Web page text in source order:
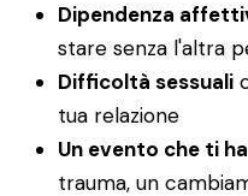
Dipendenza
stare senza l'altra
Difficoltà sessuali
tua relazione
Un evento che ti
trauma, un